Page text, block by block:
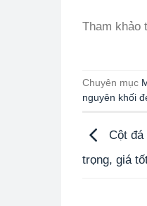
Tham khảo
Chuyên mục
nguyên khối
Cột
trọng, giá